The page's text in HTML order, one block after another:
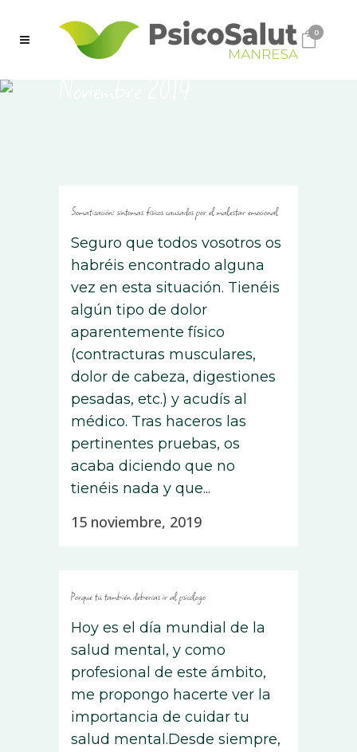
0
Somatización: síntomas físicos causados ​​por el malestar emocional
Seguro que todos vosotros os
habréis encontrado alguna
vez en esta situación. Tienéis
algún tipo de dolor
aparentemente físico
(contracturas musculares,
dolor de cabeza, digestiones
pesadas, etc.) y acudís al
médico. Tras haceros las
pertinentes pruebas, os
acaba diciendo que no
tienéis nada y que...
15 noviembre, 2019
Porque tú también deberías ir al psicólogo
Hoy es el día mundial de la
salud mental, y como
profesional de este ámbito,
me propongo hacerte ver la
importancia de cuidar tu
salud mental.Desde siempre,